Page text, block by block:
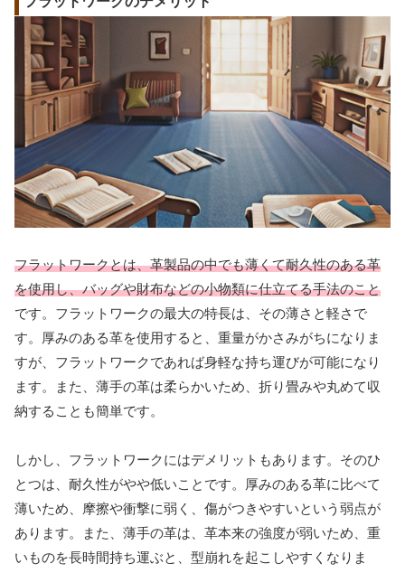
フラットワークとは、革製品の中でも薄くて耐久性のある革
を使用し、バッグや財布などの小物類に仕立てる手法のこと
です。フラットワークの最大の特長は、その薄さと軽さで
す。厚みのある革を使用すると、重量がかさみがちになりま
すが、フラットワークであれば身軽な持ち運びが可能になり
ます。また、薄手の革は柔らかいため、折り畳みや丸めて収
納することも簡単です。
しかし、フラットワークにはデメリットもあります。そのひ
とつは、耐久性がやや低いことです。厚みのある革に比べて
薄いため、摩擦や衝撃に弱く、傷がつきやすいという弱点が
あります。また、薄手の革は、革本来の強度が弱いため、重
いものを長時間持ち運ぶと、型崩れを起こしやすくなりま